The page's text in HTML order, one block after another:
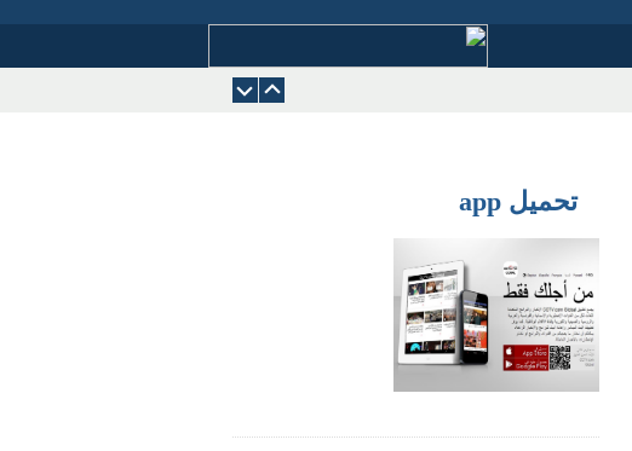
تحميل app